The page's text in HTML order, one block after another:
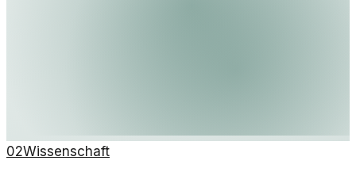
02Wissenschaft